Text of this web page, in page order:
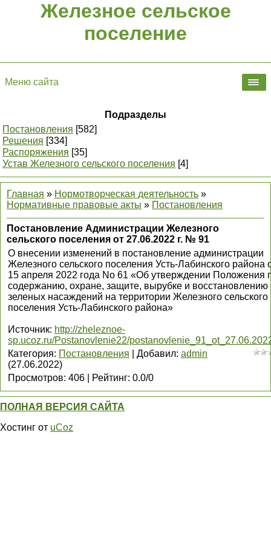
Железное сельское
поселение
Меню сайта
Подразделы
Постановления [582]
Решения [334]
Распоряжения [35]
Устав Железного сельского поселения [4]
Главная » Нормотворческая деятельность »
Нормативные правовые акты » Постановления
Постановление Администрации Железного
сельского поселения от 27.06.2022 г. № 91
О внесении изменений в постановление администрации
Железного сельского поселения Усть-Лабинского района
15 апреля 2022 года No 61 «Об утверждении Положения
содержанию, охране, защите, вырубке и восстановлению
зеленых насаждений на территории Железного сельского
поселения Усть-Лабинского района»
Источник: http://zheleznoe-
sp.ucoz.ru/Postanovlenie22/
Категория: Постановления Добавил: admin
(27.06.2022)
Просмотров: 406 Рейтинг: 0.0/0
ПОЛНАЯ ВЕРСИЯ САЙТА
Хостинг от uCoz